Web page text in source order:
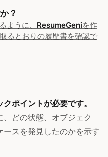
？
ように、 ResumeGeniを作
るとおりの履歴書を確認で
ポイントが必要です。
、どの状態、オブジェク
ースを発見したのかを示す